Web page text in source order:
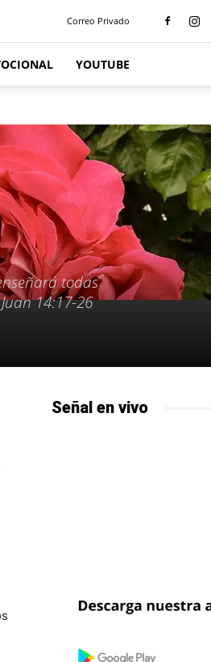
Correo Privado
YOUTUBE
todas
14:17-26
Señal en vivo